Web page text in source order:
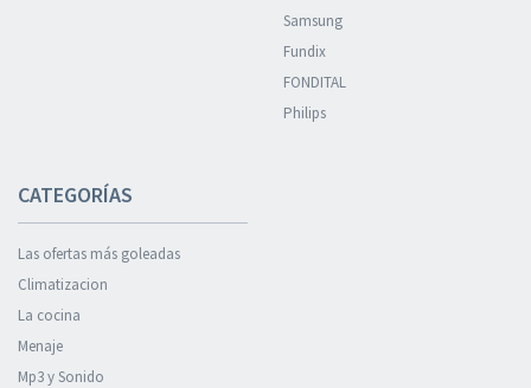
Samsung
Fundix
FONDITAL
Philips
CATEGORÍAS
Las ofertas más goleadas
Climatizacion
La cocina
Menaje
Mp3 y Sonido